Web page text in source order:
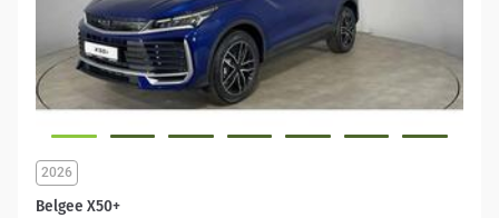
Belgee X50+
2026